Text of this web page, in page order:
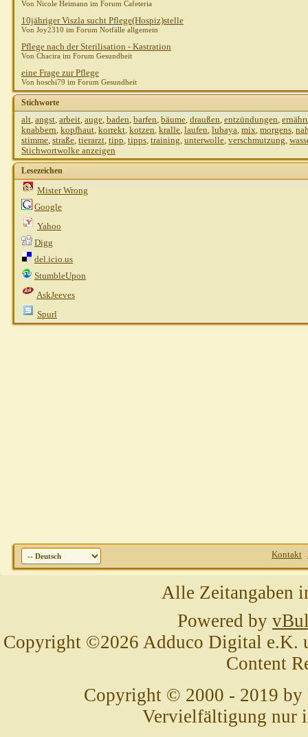
Von Nicole Heimann im Forum Cafeteria
10jähriger Viszla sucht Pflege(Hospiz)stelle
Von Joy2310 im Forum Notfälle allgemein
Pflege nach der Sterilisation - Kastration
Von Chacira im Forum Gesundheit
eine Frage zur Pflege
Von hoschi79 im Forum Gesundheit
Stichworte
alt, angst, arbeit, auge, baden, barfen, bäume, draußen, entzündungen,
knabbern, kopfhaut, korrekt, kotzen, kralle, laufen, lubaya, mix, morgens,
stimme, straße, tierarzt, tipp, tipps, training, unterwolle, verschmutzung,
Stichwortwolke anzeigen
Lesezeichen
Mister Wrong
Google
Yahoo
Digg
del.icio.us
StumbleUpon
AskJeeves
Spurl
Kontakt
Alle Zeitangaben
Powered by
Copyright ©2026 Adduco Digital e.K.
Content
Copyright © 2000 - 2019 by
Vervielfältigung nur